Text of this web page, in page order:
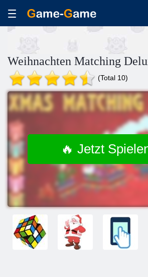
Weihnachten Matching
(Total 10)
🔥 Jetzt